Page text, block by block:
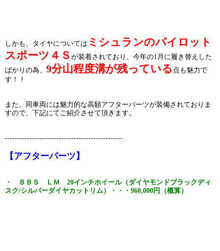
しかも、タイヤについては ミシュランのパイロット
スポーツ４Ｓ が装着されており、今年の1月に履き替えした
ばかりの為、 9分山程度溝が残っている 点も魅力で
す！！
また、同車両には魅力的な高額アフターパーツが装備されておりま
すので、下記にてご紹介させて頂きます。
------------------------------------------------
【アフターパーツ】
・ ＢＢＳ ＬＭ 20インチホイール（ダイヤモンドブラックディ
スク/シルバーダイヤカットリム）・・・960,000円（概算）